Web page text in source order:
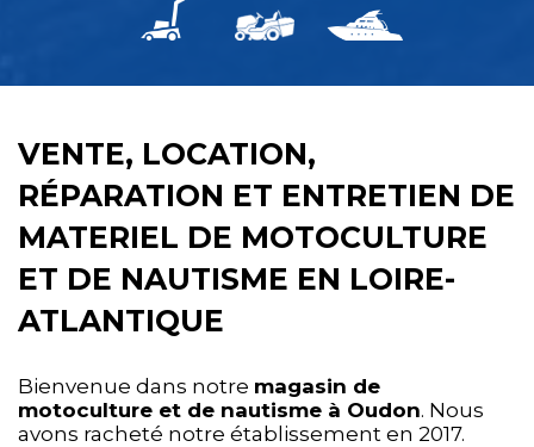
VENTE, LOCATION,
RÉPARATION ET ENTRETIEN DE
MATERIEL DE MOTOCULTURE
ET DE NAUTISME EN LOIRE-
ATLANTIQUE
Bienvenue dans notre magasin de
motoculture et de nautisme à Oudon. Nous
avons racheté notre établissement en 2017.